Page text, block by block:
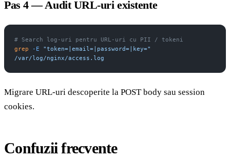
Pas 4 — Audit URL-uri existente
# Search log-uri pentru URL-uri cu PII / tokeni
grep -E "token=|email=|password=|key="
/var/log/nginx/access.log
Migrare URL-uri descoperite la POST body sau session
cookies.
Confuzii frecvente